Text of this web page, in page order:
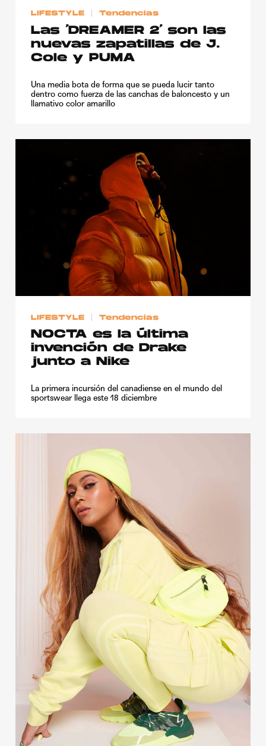
LIFESTYLE Tendencias
Las ‘DREAMER 2’ son las
nuevas zapatillas de J.
Cole y PUMA
Una media bota de forma que se pueda lucir tanto
dentro como fuerza de las canchas de baloncesto y un
llamativo color amarillo
LIFESTYLE Tendencias
NOCTA es la última
invención de Drake
junto a Nike
La primera incursión del canadiense en el mundo del
sportswear llega este 18 diciembre